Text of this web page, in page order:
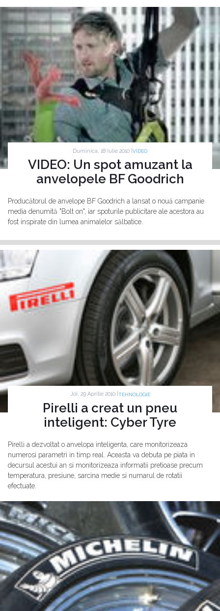
Duminica, 18 Iulie 2010 | VIDEO
VIDEO: Un spot amuzant la
anvelopele BF Goodrich
Producătorul de anvelope BF Goodrich a lansat o nouă campanie
media denumită "Bolt on", iar spoturile publicitare ale acestora au
fost inspirate din lumea animalelor sălbatice.
Joi, 29 Aprilie 2010 | TEHNOLOGIE
Pirelli a creat un pneu
inteligent: Cyber Tyre
Pirelli a dezvoltat o anvelopa inteligenta, care monitorizeaza
numerosi parametri in timp real. Aceasta va debuta pe piata in
decursul acestui an si monitorizeaza informatii pretioase precum
temperatura, presiune, sarcina medie si numarul de rotatii
efectuate.